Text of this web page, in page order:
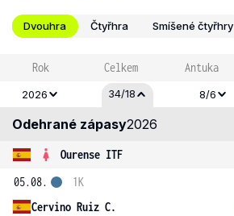
Dvouhra Čtyřhra Smíšené čtyřhry
Rok Celkem Antuka
2026 34/18 8/6
Odehrané zápasy2026
Ourense ITF
05.08.
Cervino Ruiz C.
1K